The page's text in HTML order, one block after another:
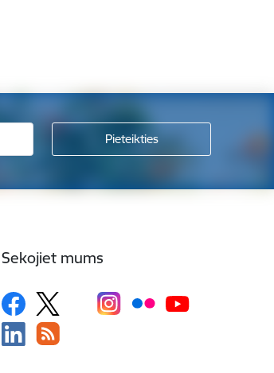
Sekojiet mums